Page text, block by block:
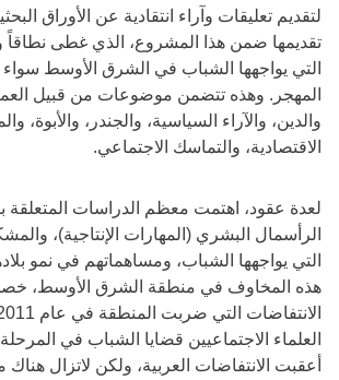
لتقديم تعليقات وآراء انتقادية عن الأوراق
تقديمها ضمن هذا المشروع، الذي غطى نطاقاً
التي يواجهها الشباب في الشرق الأوسط
المهجر. وهذه تتضمن موضوعات من قبيل
والدين، والآراء السياسية، والجندر، والأبوة،
الاقتصادية، والتماسك الاجتماعي.
لعدة عقود، اهتمت معظم الدراسات المتعلقة
الرأسمال البشري (المهارات الإنتاجية)،
التي يواجهها الشباب، ومساهماتهم في نمو
هذه المخاوف في منطقة الشرق الأوسط،
العلماء الاجتماعيين قضايا الشباب في المرحلة
أعقبت الانتفاضات العربية، ولكن لاتزال